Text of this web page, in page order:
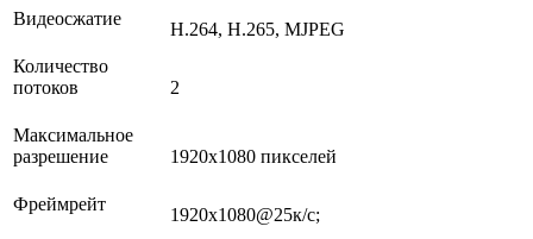
Видеосжатие
H.264, H.265, MJPEG
Количество
потоков
2
Максимальное
разрешение
1920х1080 пикселей
Фреймрейт
1920х1080@25к/с;